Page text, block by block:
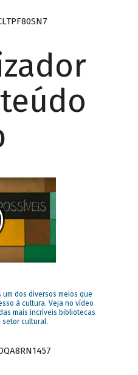
dos diversos meios que
à cultura. Veja no vídeo
mais incríveis bibliotecas
setor cultural.